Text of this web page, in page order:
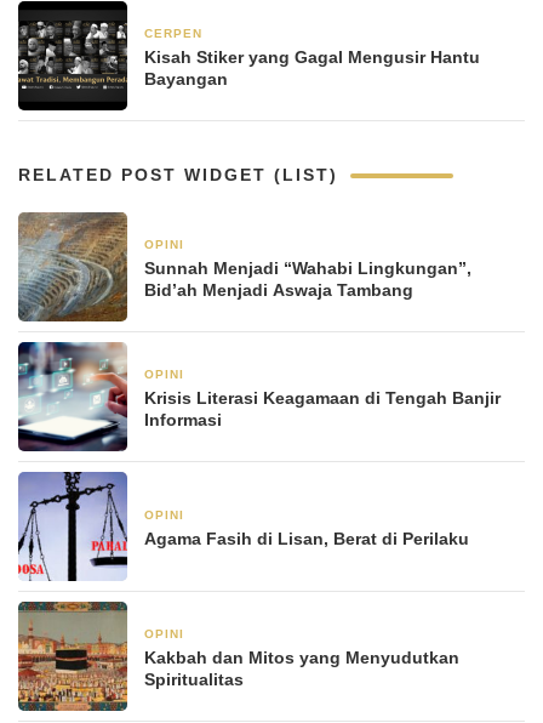
CERPEN
Kisah Stiker yang Gagal Mengusir Hantu
Bayangan
RELATED POST WIDGET (LIST)
OPINI
Sunnah Menjadi “Wahabi Lingkungan”,
Bid’ah Menjadi Aswaja Tambang
OPINI
Krisis Literasi Keagamaan di Tengah Banjir
Informasi
OPINI
Agama Fasih di Lisan, Berat di Perilaku
OPINI
Kakbah dan Mitos yang Menyudutkan
Spiritualitas